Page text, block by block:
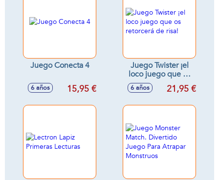
Juego Conecta 4
6 años 15,95 €
Juego Twister ¡el
loco juego que os
retorcerá de risa!
6 años 21,95 €